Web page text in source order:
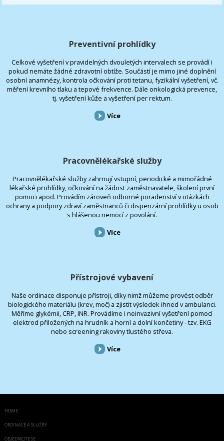
Preventivní prohlídky
Celkové vyšetření v pravidelných dvouletých intervalech se provádí i
pokud nemáte žádné zdravotní obtíže. Součástí je mimo jiné doplnění
osobní anamnézy, kontrola očkování proti tetanu, fyzikální vyšetření, vč.
měření krevního tlaku a tepové frekvence. Dále onkologická prevence,
tj. vyšetření kůže a vyšetření per rektum.
Více
Pracovnělékařské služby
Pracovnělékařské služby zahrnují vstupní, periodické a mimořádné
lékařské prohlídky, očkování na žádost zaměstnavatele, školení první
pomoci apod. Provádím zároveň odborné poradenství v otázkách
ochrany a podpory zdraví zaměstnanců či dispenzární prohlídky u osob
s hlášenou nemocí z povolání.
Více
Přístrojové vybavení
Naše ordinace disponuje přístroji, díky nimž můžeme provést odběr
biologického materiálu (krev, moč) a zjistit výsledek ihned v ambulanci.
Měříme glykémii, CRP, INR. Provádíme i neinvazivní vyšetření pomocí
elektrod přiložených na hrudník a horní a dolní končetiny - tzv. EKG
nebo screening rakoviny tlustého střeva.
Více
HOME
ORDINACE A SLUŽBY
OBJEDNEJTE SE